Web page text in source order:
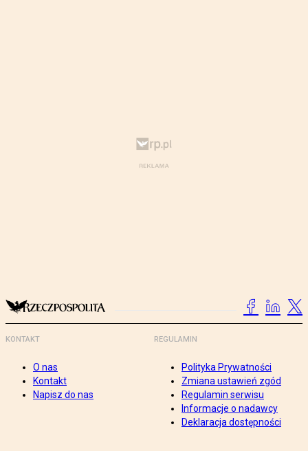
KONTAKT
O nas
Kontakt
Napisz do nas
REGULAMIN
Polityka Prywatności
Zmiana ustawień zgód
Regulamin serwisu
Informacje o nadawcy
Deklaracja dostępności